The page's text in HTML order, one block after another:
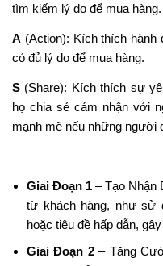
tìm kiếm lý do để mua hàng.
A (Action): Kích thích hành
có đủ lý do để mua hàng.
S (Share): Kích thích sự
họ chia sẻ cảm nhận với
mạnh mẽ nếu những người
Giai Đoạn 1 – Tạo Nhận
từ khách hàng, như sử
hoặc tiêu đề hấp dẫn,
Giai Đoạn 2– Tăng